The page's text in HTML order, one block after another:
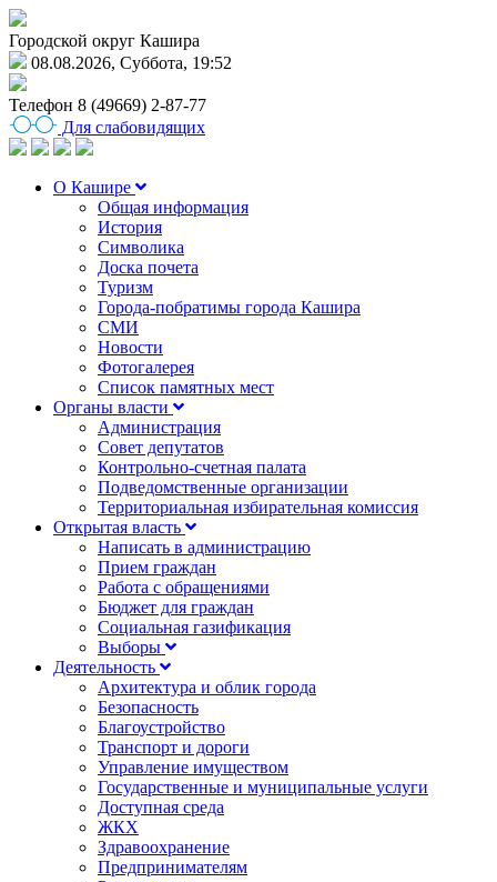
Городской округ Кашира
08.08.2026, Суббота, 19:52
Телефон 8 (49669) 2-87-77
Для слабовидящих
О Кашире
Общая информация
История
Символика
Доска почета
Туризм
Города-побратимы города Кашира
СМИ
Новости
Фотогалерея
Список памятных мест
Органы власти
Администрация
Совет депутатов
Контрольно-счетная палата
Подведомственные организации
Территориальная избирательная комиссия
Открытая власть
Написать в администрацию
Прием граждан
Работа с обращениями
Бюджет для граждан
Социальная газификация
Выборы
Деятельность
Архитектура и облик города
Безопасность
Благоустройство
Транспорт и дороги
Управление имуществом
Государственные и муниципальные услуги
Доступная среда
ЖКХ
Здравоохранение
Предпринимателям